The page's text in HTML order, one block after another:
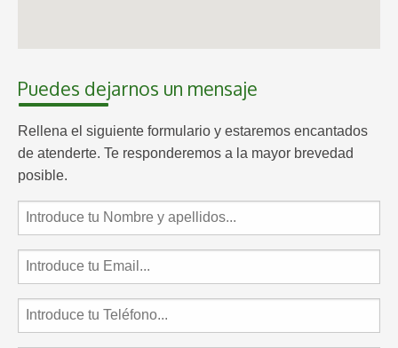
Puedes dejarnos un mensaje
Rellena el siguiente formulario y estaremos encantados
de atenderte. Te responderemos a la mayor brevedad
posible.